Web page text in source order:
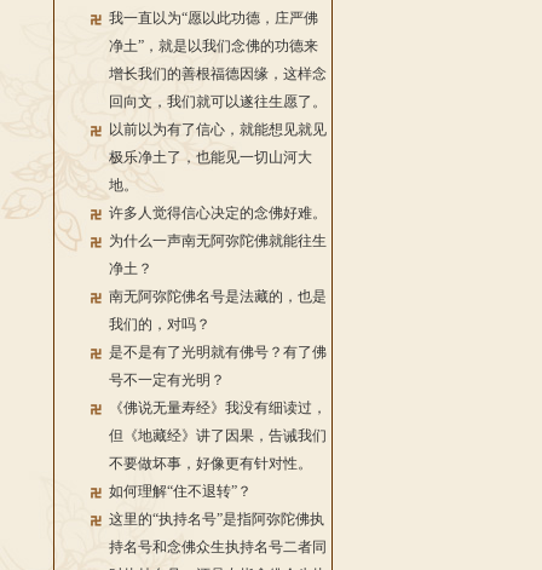
我一直以为“愿以此功德，庄严佛
净土”，就是以我们念佛的功德来
增长我们的善根福德因缘，这样念
回向文，我们就可以遂往生愿了。
以前以为有了信心，就能想见就见
极乐净土了，也能见一切山河大
地。
许多人觉得信心决定的念佛好难。
为什么一声南无阿弥陀佛就能往生
净土？
南无阿弥陀佛名号是法藏的，也是
我们的，对吗？
是不是有了光明就有佛号？有了佛
号不一定有光明？
《佛说无量寿经》我没有细读过，
但《地藏经》讲了因果，告诫我们
不要做坏事，好像更有针对性。
如何理解“住不退转”？
这里的“执持名号”是指阿弥陀佛执
持名号和念佛众生执持名号二者同